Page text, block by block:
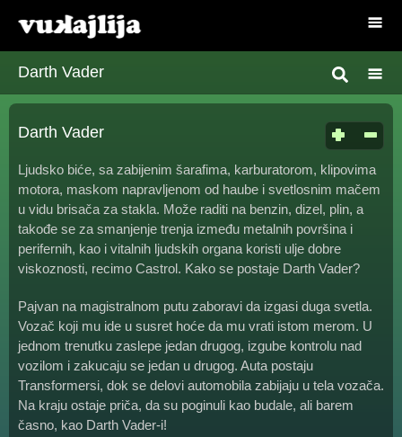
Darth Vader
Darth Vader
Ljudsko biće, sa zabijenim šarafima, karburatorom, klipovima
motora, maskom napravljenom od haube i svetlosnim mačem
u vidu brisača za stakla. Može raditi na benzin, dizel, plin, a
takođe se za smanjenje trenja između metalnih površina i
perifernih, kao i vitalnih ljudskih organa koristi ulje dobre
viskoznosti, recimo Castrol. Kako se postaje Darth Vader?
Pajvan na magistralnom putu zaboravi da izgasi duga svetla.
Vozač koji mu ide u susret hoće da mu vrati istom merom. U
jednom trenutku zaslepe jedan drugog, izgube kontrolu nad
vozilom i zakucaju se jedan u drugog. Auta postaju
Transformersi, dok se delovi automobila zabijaju u tela vozača.
Na kraju ostaje priča, da su poginuli kao budale, ali barem
časno, kao Darth Vader-i!